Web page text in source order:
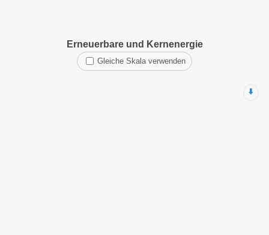
Erneuerbare und Kernenergie
Gleiche Skala verwenden
⬇️